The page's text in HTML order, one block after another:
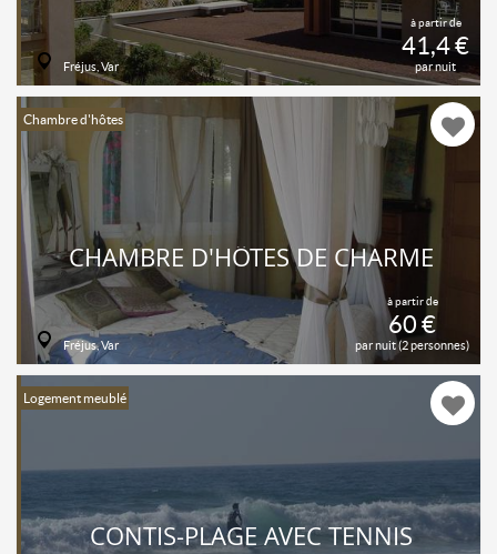
à partir de
41,4 €
par nuit
Fréjus, Var
Chambre d'hôtes
à partir de
60 €
par nuit (2 personnes)
CHAMBRE D'HÔTES DE CHARME
Fréjus, Var
Logement meublé
CONTIS-PLAGE AVEC TENNIS